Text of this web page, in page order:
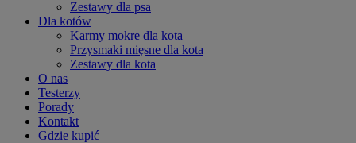
Zestawy dla psa
Dla kotów
Karmy mokre dla kota
Przysmaki mięsne dla kota
Zestawy dla kota
O nas
Testerzy
Porady
Kontakt
Gdzie kupić